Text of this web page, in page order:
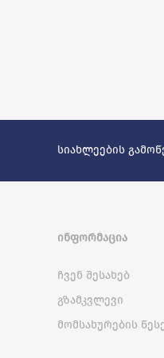
სიახლეების
ᲘᲜᲤᲝᲠᲛᲐᲪᲘᲐ
ჩვენ შესახებ
გზამკვლევი
მომსახურების